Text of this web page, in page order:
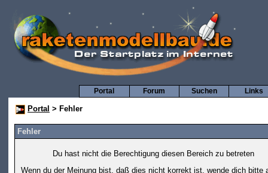
Links
Suchen
Forum
Portal
Portal > Fehler
Fehler
Du hast nicht die Berechtigung diesen Bereich zu betreten
Wenn du der Meinung bist, daß dies nicht korrekt ist, wende dich bitte